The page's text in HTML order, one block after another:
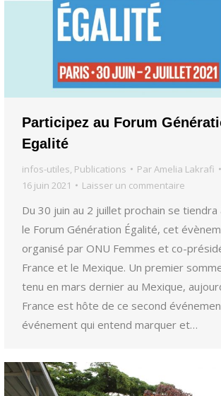
Participez au Forum
Egalité
infos-utiles, Publications ParAmelia Lakrafi
16 juin 2021
Laisser un commentaire
Du 30 juin au 2 juillet prochain se tiendra
le Forum Génération Égalité, cet
organisé par ONU Femmes et co-
France et le Mexique. Un premier
tenu en mars dernier au Mexique,
France est hôte de ce second
événement qui entend marquer et…